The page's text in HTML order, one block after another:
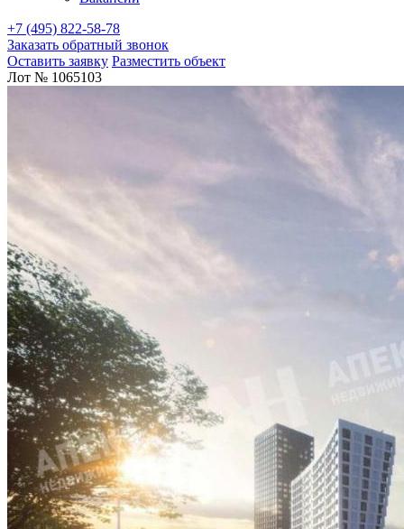
+7 (495) 822-58-78
Заказать обратный звонок
Оставить заявку Разместить объект
Лот № 1065103